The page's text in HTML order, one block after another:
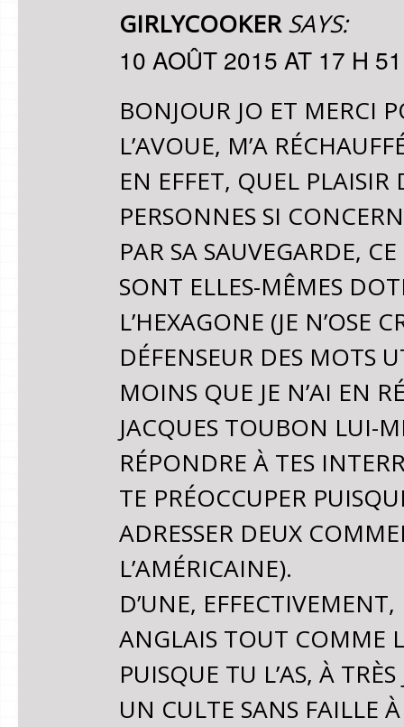
GIRLYCOOKER SAYS:
10 AOÛT 2015 AT 17 H
BONJOUR JO ET MERCI
L’AVOUE, M’A
EN EFFET, QUEL PLAISIR
PERSONNES SI
PAR SA SAUVEGARDE,
SONT ELLES-MÊMES
L’HEXAGONE (JE N’OSE
DÉFENSEUR DES MOTS
MOINS QUE JE N’AI EN
JACQUES TOUBON LUI-
RÉPONDRE À TES
TE PRÉOCCUPER
ADRESSER DEUX
L’AMÉRICAINE).
D’UNE,
ANGLAIS TOUT COMME
PUISQUE TU L’AS, À
UN CULTE SANS FAILLE